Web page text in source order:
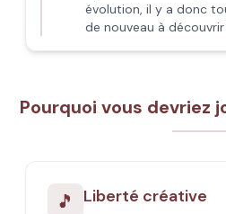
évolution, il y a donc
de nouveau à découvrir
Pourquoi vous devriez
🎵 Liberté créative